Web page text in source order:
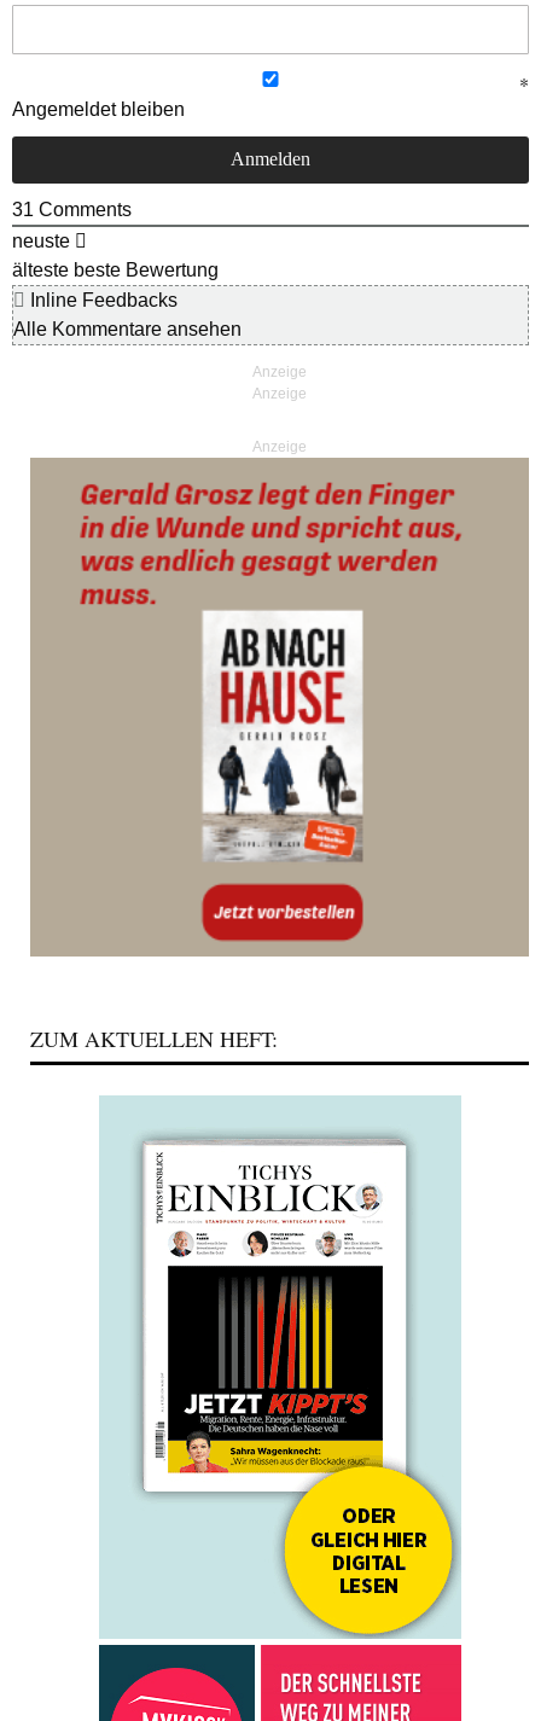
Angemeldet bleiben
31 Comments
neuste
älteste beste Bewertung
Inline Feedbacks
Alle Kommentare ansehen
Anzeige
ZUM AKTUELLEN HEFT: